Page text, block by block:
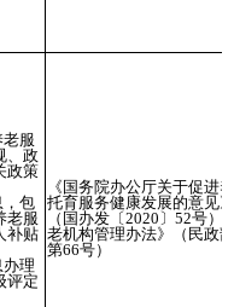
服
、政
政策
，包
老服
补贴
理
评定
《国务院办公厅关于促进
托育服务健康发展的意见》
（国办发〔2020〕52号）
老机构管理办法》（民政
第66号）